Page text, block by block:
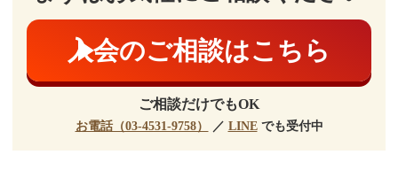
入会のご相談はこちら
ご相談だけでもOK
お電話（03-4531-9758） ／ LINEでも受付中